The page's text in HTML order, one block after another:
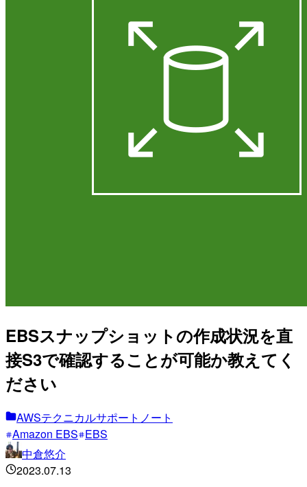
EBSスナップショットの作成状況を直
接S3で確認することが可能か教えてく
ださい
AWSテクニカルサポートノート
Amazon EBS EBS
中倉悠介
2023.07.13